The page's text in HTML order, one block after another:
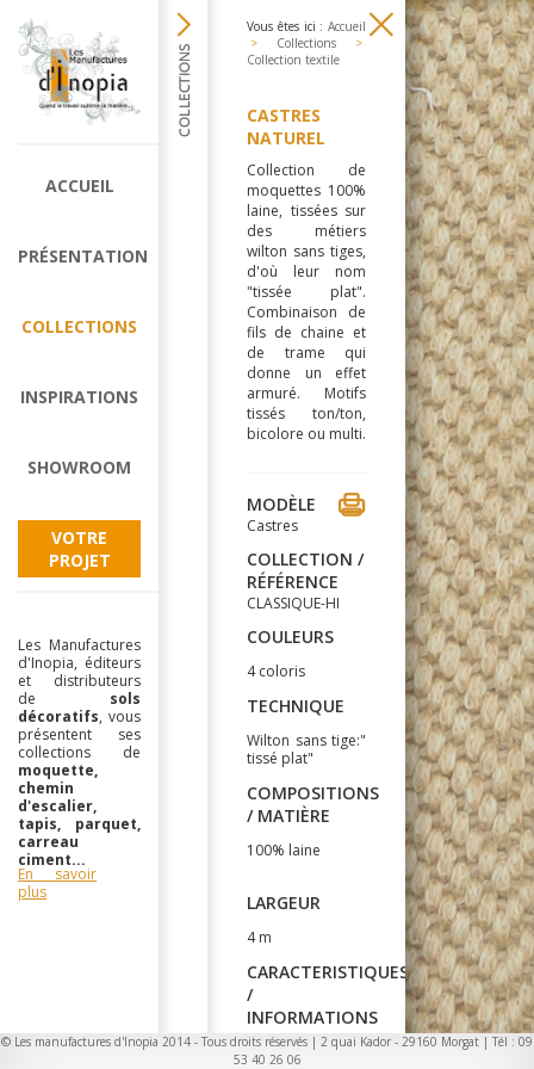
ACCUEIL
PRÉSENTATION
COLLECTIONS
INSPIRATIONS
SHOWROOM
VOTRE
PROJET
Les Manufactures
d'Inopia, éditeurs
et distributeurs
de sols
décoratifs, vous
présentent ses
collections de
moquette,
chemin
d'escalier,
tapis, parquet,
carreau
ciment...
En savoir
plus
Vous êtes ici : Accueil
>
Collections
>
Collection textile
CASTRES
NATUREL
Collection de
moquettes 100%
laine, tissées sur
des métiers
wilton sans tiges,
d'où leur nom
"tissée plat".
Combinaison de
fils de chaine et
de trame qui
donne un effet
armuré. Motifs
tissés ton/ton,
bicolore ou multi.
MODÈLE
Castres
COLLECTION /
RÉFÉRENCE
CLASSIQUE-HI
COULEURS
4 coloris
TECHNIQUE
Wilton sans tige:"
tissé plat"
COMPOSITIONS
/ MATIÈRE
100% laine
LARGEUR
4 m
CARACTERISTIQUES
/
INFORMATIONS
COMPLEMENTAIRES
© Les manufactures d'Inopia 2014 - Tous droits réservés | 2 quai Kador - 29160 Morgat | Tél : 09
53 40 26 06